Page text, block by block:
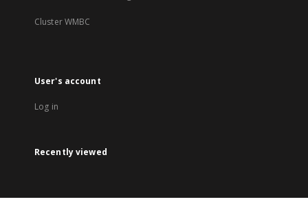
Cluster WMBC
User's account
Log in
Recently viewed